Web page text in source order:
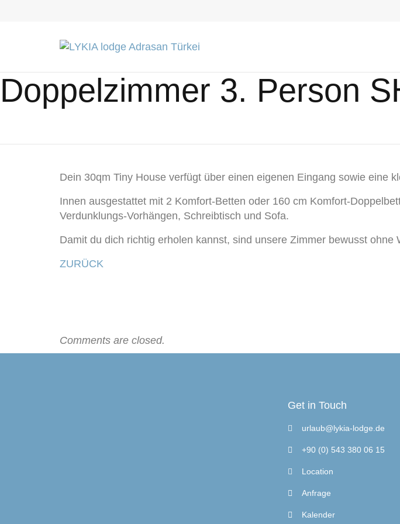
Doppelzimmer 3. Person
Dein 30qm Tiny House verfügt über einen eigenen Eingang sowie eine
Innen ausgestattet mit 2 Komfort-Betten oder 160 cm Komfort-
Verdunklungs-Vorhängen, Schreibtisch und Sofa.
Damit du dich richtig erholen kannst, sind unsere Zimmer bewusst ohne
ZURÜCK
Comments are closed.
Get in Touch
urlaub@lykia-lodge.de
+90 (0) 543 380 06 15
Location
Anfrage
Kalender